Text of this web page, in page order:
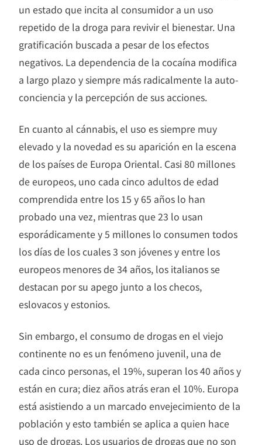
un estado que incita al consumidor a un uso
repetido de la droga para revivir el bienestar. Una
gratificación buscada a pesar de los efectos
negativos. La dependencia de la cocaína modifica
a largo plazo y siempre más radicalmente la auto-
conciencia y la percepción de sus acciones.
En cuanto al cánnabis, el uso es siempre muy
elevado y la novedad es su aparición en la escena
de los países de Europa Oriental. Casi 80 millones
de europeos, uno cada cinco adultos de edad
comprendida entre los 15 y 65 años lo han
probado una vez, mientras que 23 lo usan
esporádicamente y 5 millones lo consumen todos
los días de los cuales 3 son jóvenes y entre los
europeos menores de 34 años, los italianos se
destacan por su apego junto a los checos,
eslovacos y estonios.
Sin embargo, el consumo de drogas en el viejo
continente no es un fenómeno juvenil, una de
cada cinco personas, el 19%, superan los 40 años y
están en cura; diez años atrás eran el 10%. Europa
está asistiendo a un marcado envejecimiento de la
población y esto también se aplica a quien hace
uso de drogas. Los usuarios de drogas que no son